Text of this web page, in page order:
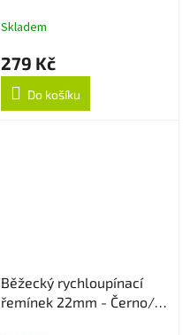
Skladem
279 Kč
Do košíku
Běžecký rychloupínací
řemínek 22mm - Černo/